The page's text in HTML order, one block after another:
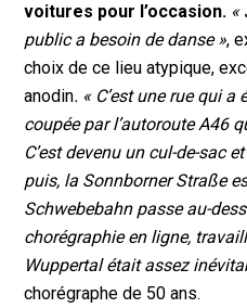
voitures pour l’occasion. «
public a besoin de danse »,
choix de ce lieu atypique,
anodin. « C’est une rue qui
coupée par l’autoroute A46
C’est devenu un cul-de-sac
puis, la Sonnborner Straße
Schwebebahn passe au-
chorégraphie en ligne,
Wuppertal était assez
chorégraphe de 50 ans.